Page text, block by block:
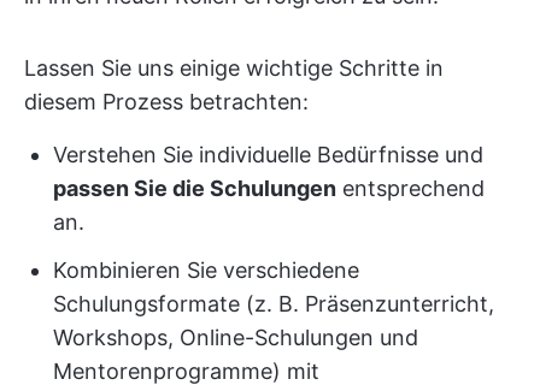
Lassen Sie uns einige wichtige Schritte in
diesem Prozess betrachten:
Verstehen Sie individuelle Bedürfnisse und
passen Sie die Schulungen entsprechend
an.
Kombinieren Sie verschiedene
Schulungsformate (z. B. Präsenzunterricht,
Workshops, Online-Schulungen und
Mentorenprogramme) mit